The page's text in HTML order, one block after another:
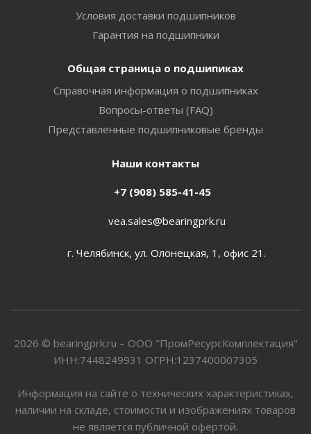
Условия доставки подшипников
Гарантия на подшипники
Общая страница о подшипиках
Справочная информация о подшипниках
Вопросы-ответы (FAQ)
Представленные подшипниковые бренды
Наши контакты
+7 (908) 585-41-45
vea.sales@bearingprk.ru
г. Челябинск, ул. Олонецкая, 1, офис 21.
2026 © bearingprk.ru – ООО "ПромРесурсКомплектация"
ИНН:7448249931 ОГРН:1237400007305
Информация на сайте о технических характеристиках,
наличии на складе, стоимости и изображениях товаров
не является публичной офертой.